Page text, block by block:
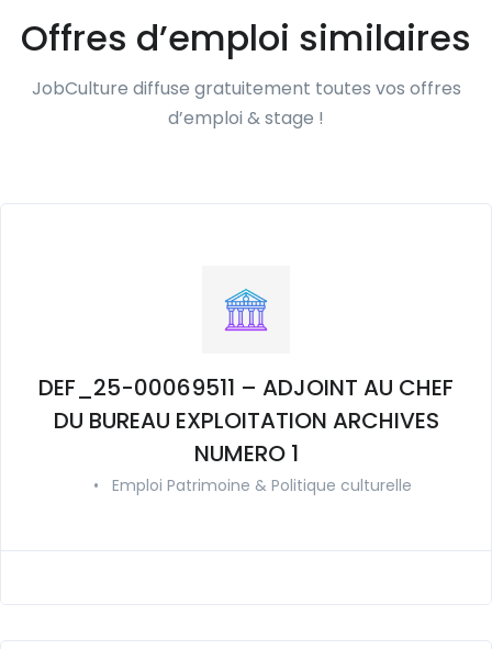
Offres d’emploi similaires
JobCulture diffuse gratuitement toutes vos offres
d’emploi & stage !
DEF_25-00069511 – ADJOINT AU CHEF
DU BUREAU EXPLOITATION ARCHIVES
NUMERO 1
• Emploi Patrimoine & Politique culturelle